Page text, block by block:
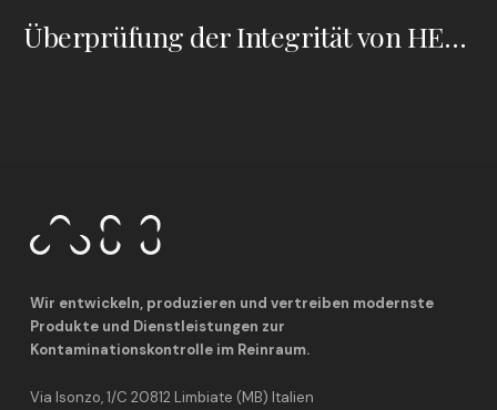
Überprüfung der Integrität von HEPA/ULPA-Absolutfiltern
Wir entwickeln, produzieren und vertreiben modernste
Produkte und Dienstleistungen zur
Kontaminationskontrolle im Reinraum.
Via Isonzo, 1/C 20812 Limbiate (MB) Italien